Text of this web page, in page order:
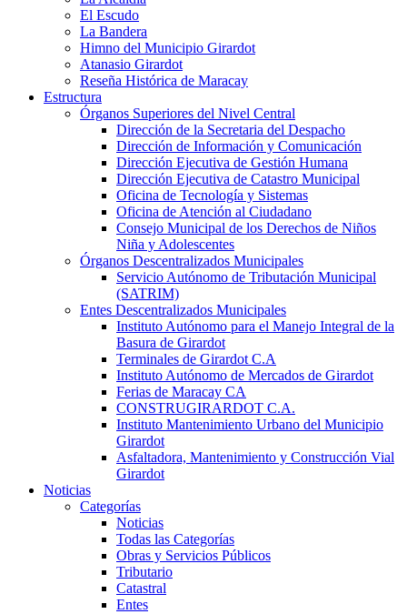
El Escudo
La Bandera
Himno del Municipio Girardot
Atanasio Girardot
Reseña Histórica de Maracay
Estructura
Órganos Superiores del Nivel Central
Dirección de la Secretaria del Despacho
Dirección de Información y Comunicación
Dirección Ejecutiva de Gestión Humana
Dirección Ejecutiva de Catastro Municipal
Oficina de Tecnología y Sistemas
Oficina de Atención al Ciudadano
Consejo Municipal de los Derechos de Niños
Niña y Adolescentes
Órganos Descentralizados Municipales
Servicio Autónomo de Tributación Municipal
(SATRIM)
Entes Descentralizados Municipales
Instituto Autónomo para el Manejo Integral de la
Basura de Girardot
Terminales de Girardot C.A
Instituto Autónomo de Mercados de Girardot
Ferias de Maracay CA
CONSTRUGIRARDOT C.A.
Instituto Mantenimiento Urbano del Municipio
Girardot
Asfaltadora, Mantenimiento y Construcción Vial
Girardot
Noticias
Categorías
Noticias
Todas las Categorías
Obras y Servicios Públicos
Tributario
Catastral
Entes